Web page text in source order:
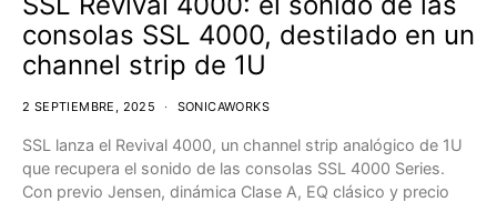
consolas SSL 4000, destilado en un
channel strip de 1U
2 SEPTIEMBRE, 2025 SONICAWORKS
SSL lanza el Revival 4000, un channel strip analógico de 1U
que recupera el sonido de las consolas SSL 4000 Series.
Con previo Jensen, dinámica Clase A, EQ clásico y precio